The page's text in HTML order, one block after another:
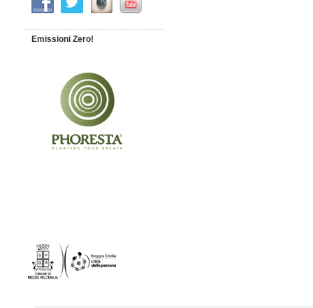
Emissioni Zero!